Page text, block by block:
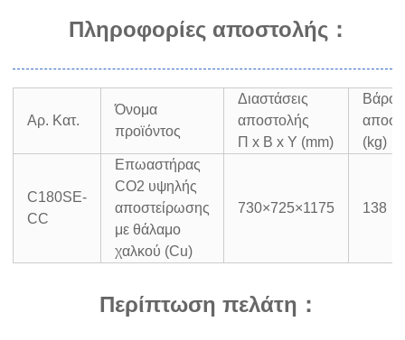
Πληροφορίες αποστολής ：
Αρ. Κατ.
Όνομα
προϊόντος
Διαστάσεις
αποστολής
Π x Β x Υ (mm)
Βάρος
(kg)
C180SE-
CC
Επωαστήρας
CO2 υψηλής
αποστείρωσης
με θάλαμο
χαλκού (Cu)
730×725×1175 138
Περίπτωση πελάτη ：